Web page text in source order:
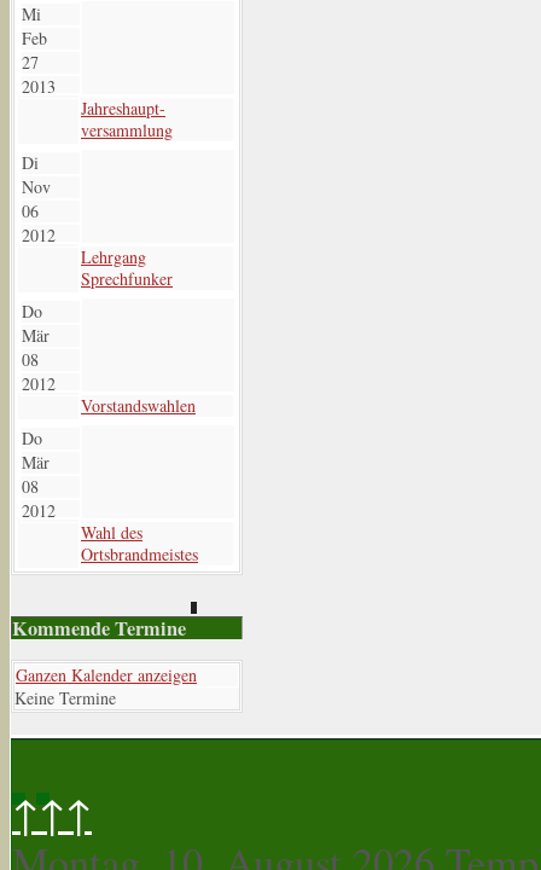
Mi
Feb
27
2013
Jahreshaupt-
versammlung
Di
Nov
06
2012
Lehrgang
Sprechfunker
Do
Mär
08
2012
Vorstandswahlen
Do
Mär
08
2012
Wahl des
Ortsbrandmeistes
Kommende Termine
Ganzen Kalender anzeigen
Keine Termine
↑↑↑